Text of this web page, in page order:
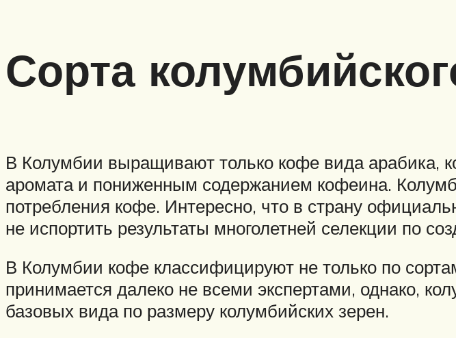
Сорта
В Колумбии выращивают только кофе вида арабика,
аромата и пониженным содержанием кофеина.
потребления кофе. Интересно, что в страну
не испортить результаты многолетней селекции по
В Колумбии кофе классифицируют не только по
принимается далеко не всеми экспертами, однако,
базовых вида по размеру колумбийских зерен.